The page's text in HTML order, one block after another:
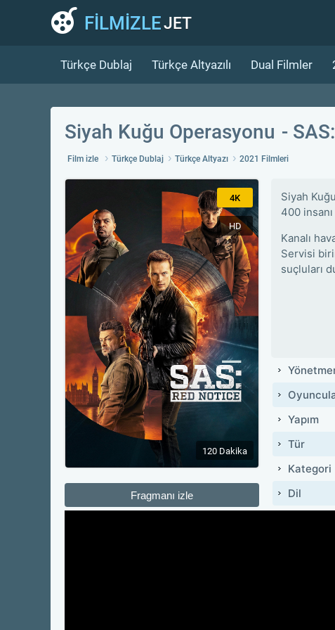
FİLMİZLEJET
Türkçe Dublaj Türkçe Altyazılı Dual Filmler
Siyah Kuğu Operasyonu
Film izle Türkçe Dublaj Türkçe Altyazı 2021 Filmleri
4K
HD
120 Dakika
Fragmanı izle
Siyah
400
Kanalı
Servisi
suçluları
Yapım
Tür
Kategori
Dil